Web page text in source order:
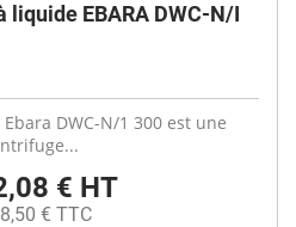
liquide EBARA DWC-N/I
DWC-N/1 300 est une
€ HT
€ TTC